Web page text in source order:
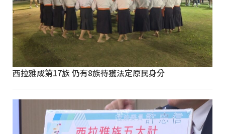
西拉雅成第17族 仍有8族待獲法定原民身分